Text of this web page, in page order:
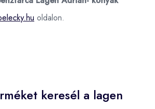
oldalon.
keresél a lagen